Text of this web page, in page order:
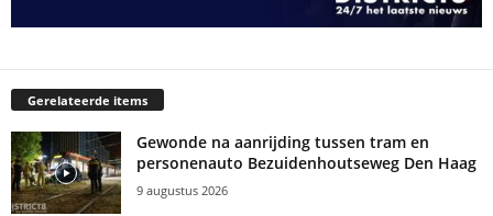
Gerelateerde items
Gewonde na aanrijding tussen tram en
personenauto Bezuidenhoutseweg Den Haag
9 augustus 2026